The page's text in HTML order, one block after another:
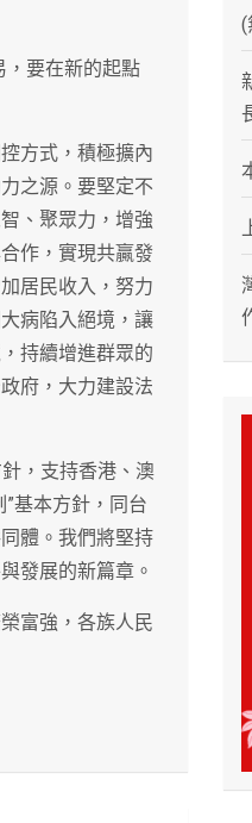
，要在新的起點
方式，積極擴內
之源。要堅定不
、聚眾力，增強
作，實現共贏發
居民收入，努力
病陷入絕境，讓
持續增進群眾的
府，大力建設法
針，支持香港、澳
基本方針，同台
體。我們將堅持
發展的新篇章。
富強，各族人民
(